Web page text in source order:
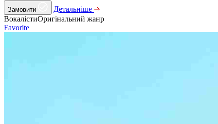
Замовити
Детальніше
ВокалістиОригінальний жанр
Favorite